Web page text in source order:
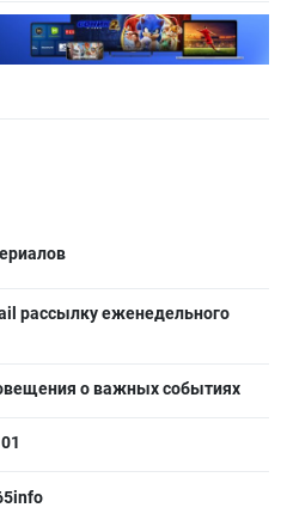
рассылку еженедельного
о важных событиях